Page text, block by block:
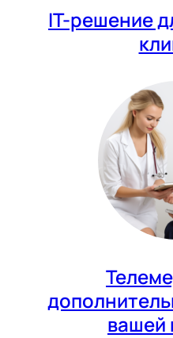
IT-решение
вашей